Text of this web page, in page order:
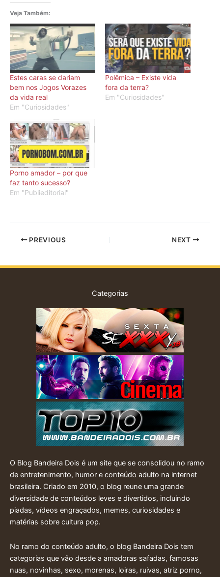
Veja Também:
Estes caras se dariam
bem nos Jogos Vorazes
da vida real
Em "Curiosidades"
Polêmica – Existe vida
fora da terra?
Em "Curiosidades"
Porno amador – por que
faz tanto sucesso?
Em "Publieditorial"
PREVIOUS NEXT
Categorias
O Blog Bandeira Dois é um site que se consolidou no ramo
de entretenimento, humor e conteúdo adulto na internet
brasileira. Criado em 2010, o blog reune uma grande
diversidade de conteúdos leves e divertidos, incluindo
piadas, vídeos engraçados, memes, curiosidades e
matérias sobre cultura pop.
No ramo do conteúdo adulto, o blog Bandeira Dois tem
categorias que vão desde a amadoras safadas, famosas
nuas, novinhas, sexo, morenas, loiras, ruivas, atriz porno,